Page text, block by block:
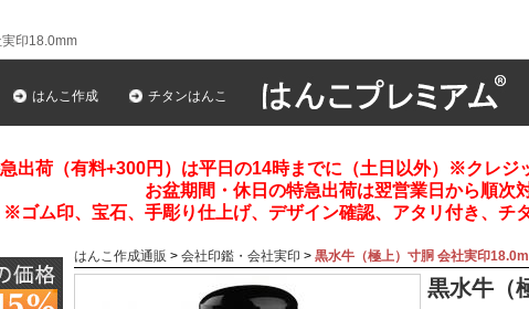
印18.0mm
はんこ作成 チタンはんこ
出荷（有料+300円）は平日の14時までに（土日以外）※クレジ
お盆期間・休日の特急出荷は翌営業日から順次
※ゴム印、宝石、手彫り仕上げ、デザイン確認、アタリ付き、チ
はんこ作成通販 > 会社印鑑・会社実印 > 黒水牛（極上）寸胴 会社実印
黒水牛（